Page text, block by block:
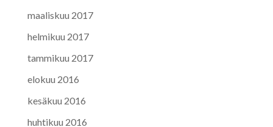
maaliskuu 2017
helmikuu 2017
tammikuu 2017
elokuu 2016
kesäkuu 2016
huhtikuu 2016